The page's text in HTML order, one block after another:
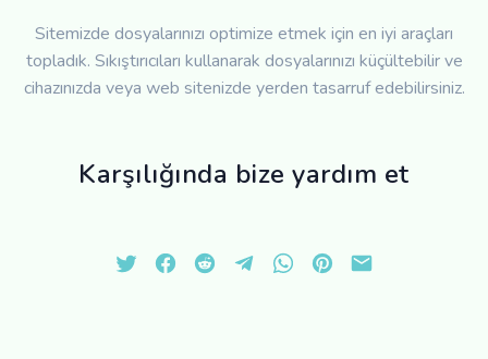
Sitemizde dosyalarınızı optimize etmek için en iyi araçları
topladık. Sıkıştırıcıları kullanarak dosyalarınızı küçültebilir ve
cihazınızda veya web sitenizde yerden tasarruf edebilirsiniz.
Karşılığında bize yardım et